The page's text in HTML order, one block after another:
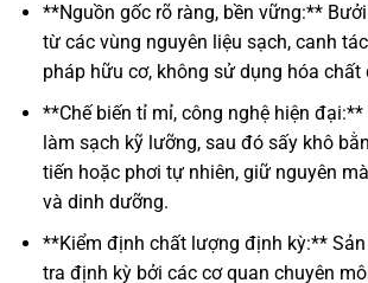
**Nguồn gốc rõ ràng, bền vững:**
từ các vùng nguyên liệu sạch, canh
pháp hữu cơ, không sử dụng hóa chất
**Chế biến tỉ mỉ, công nghệ hiện
làm sạch kỹ lưỡng, sau đó sấy khô
tiến hoặc phơi tự nhiên, giữ nguyên
và dinh dưỡng.
**Kiểm định chất lượng định kỳ:**
tra định kỳ bởi các cơ quan chuyên